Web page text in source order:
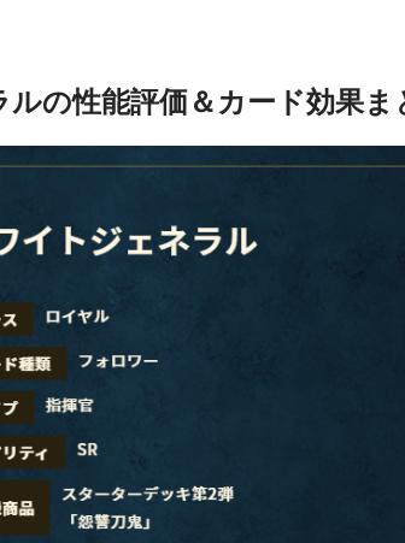
の性能評価＆カード効果ま